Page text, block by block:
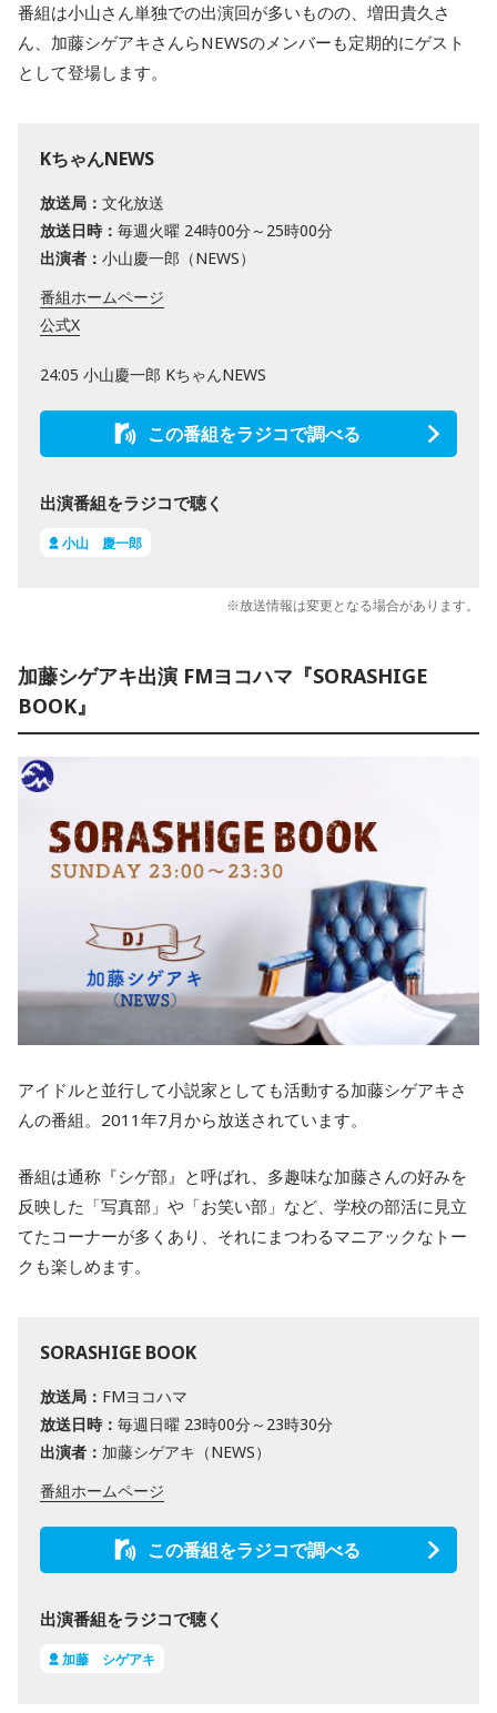
番組は小山さん単独での出演回が多いものの、増田貴久さ
ん、加藤シゲアキさんらNEWSのメンバーも定期的にゲスト
として登場します。
KちゃんNEWS
放送局： 文化放送
放送日時： 毎週火曜 24時00分～25時00分
出演者： 小山慶一郎（NEWS）
番組ホームページ
公式X
24:05 小山慶一郎 KちゃんNEWS
この番組をラジコで調べる
出演番組をラジコで聴く
小山 慶一郎
※放送情報は変更となる場合があります。
加藤シゲアキ出演 FMヨコハマ『SORASHIGE
BOOK』
アイドルと並行して小説家としても活動する加藤シゲアキさ
んの番組。2011年7月から放送されています。
番組は通称『シゲ部』と呼ばれ、多趣味な加藤さんの好みを
反映した「写真部」や「お笑い部」など、学校の部活に見立
てたコーナーが多くあり、それにまつわるマニアックなトー
クも楽しめます。
SORASHIGE BOOK
放送局： FMヨコハマ
放送日時： 毎週日曜 23時00分～23時30分
出演者： 加藤シゲアキ（NEWS）
番組ホームページ
この番組をラジコで調べる
出演番組をラジコで聴く
加藤 シゲアキ